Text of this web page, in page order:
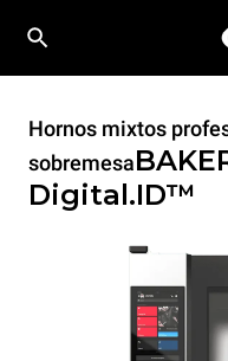
Hornos mixtos
sobremesa
Digital.ID™